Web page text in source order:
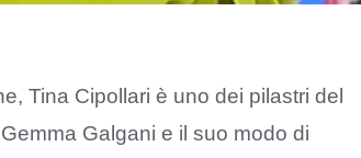
Tina Cipollari è uno dei pilastri del
Galgani e il suo modo di